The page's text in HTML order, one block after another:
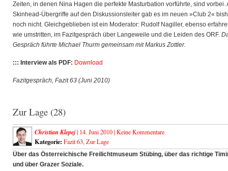
Zeiten, in denen Nina Hagen die perfekte Masturbation vorführte, sind vorbei.
Skinhead-Übergriffe auf den Diskussionsleiter gab es im neuen »Club 2«
noch nicht. Gleichgeblieben ist ein Moderator: Rudolf Nagiller, ebenso
wie umstritten, im Fazitgespräch über Langeweile und die Leiden des ORF.
Gespräch führte Michael Thurm gemeinsam mit Markus Zottler.
::: Interview als PDF: Download
Fazitgespräch, Fazit 63 (Juni 2010)
Zur Lage (28)
Christian Klepej| 14. Juni 2010 |Keine Kommentare
Kategorie: Fazit 63, Zur Lage
Über das Österreichische Freilichtmuseum Stübing, über das richtige
und über Grazer Soziale.